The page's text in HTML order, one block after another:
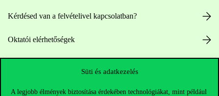
Süti és adatkezelés
A legjobb élmények biztosítása érdekében technológiákat, mint például
Kérdésed van a felvételivel kapcsolatban?
Oktatói elérhetőségek